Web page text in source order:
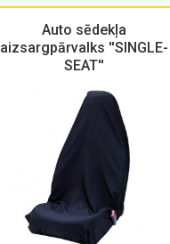
Auto sēdekļa
aizsargpārvalks ''SINGLE-
SEAT''